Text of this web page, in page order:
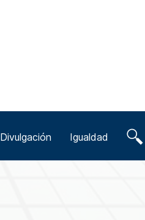
Divulgación Igualdad